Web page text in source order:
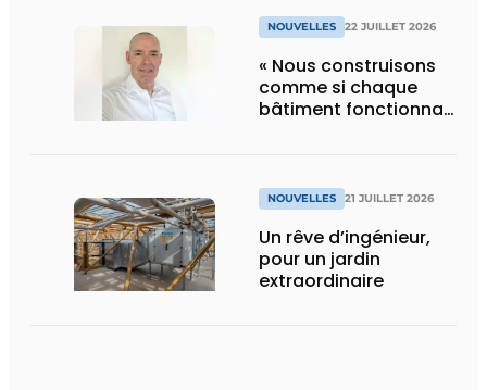
NOUVELLES 22 JUILLET 2026
« Nous construisons
comme si chaque
bâtiment fonctionnait
»NOUVELLES 21 JUILLET 2026
Un rêve d’ingénieur,
pour un jardin
extraordinaire